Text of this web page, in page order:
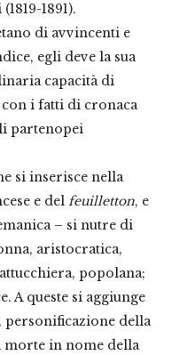
1891).
di avvincenti e
egli deve la sua
capacità di
i fatti di cronaca
partenopei
si inserisce nella
e del feuilletton, e
– si nutre di
aristocratica,
popolana;
A queste si aggiunge
personificazione della
morte in nome della